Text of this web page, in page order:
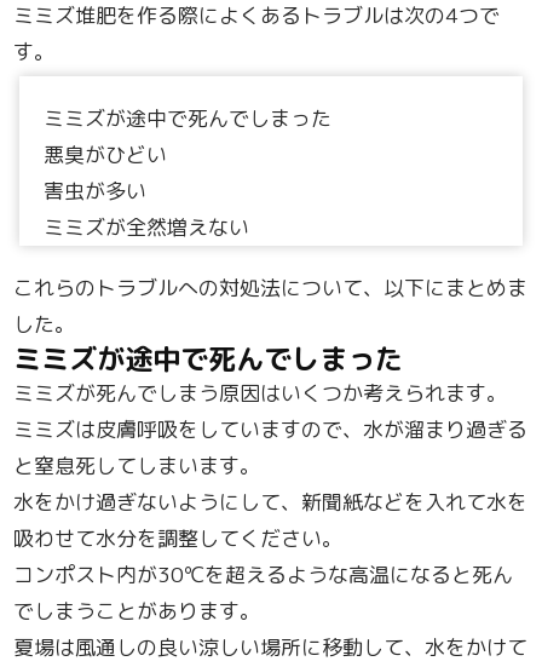
ミミズ堆肥を作る際によくあるトラブルは次の4つで
す。
ミミズが途中で死んでしまった
悪臭がひどい
害虫が多い
ミミズが全然増えない
これらのトラブルへの対処法について、以下にまとめま
した。
ミミズが途中で死んでしまった
ミミズが死んでしまう原因はいくつか考えられます。
ミミズは皮膚呼吸をしていますので、水が溜まり過ぎる
と窒息死してしまいます。
水をかけ過ぎないようにして、新聞紙などを入れて水を
吸わせて水分を調整してください。
コンポスト内が30℃を超えるような高温になると死ん
でしまうことがあります。
夏場は風通しの良い涼しい場所に移動して、水をかけて